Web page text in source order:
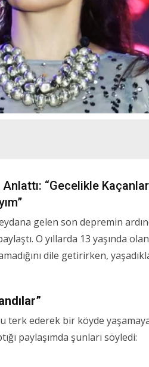
Anlattı: “Gecelikle
gelen son depremin
O yıllarda 13 yaşında
dile getirirken,
terk ederek bir köyde
paylaşımda şunları söyledi: